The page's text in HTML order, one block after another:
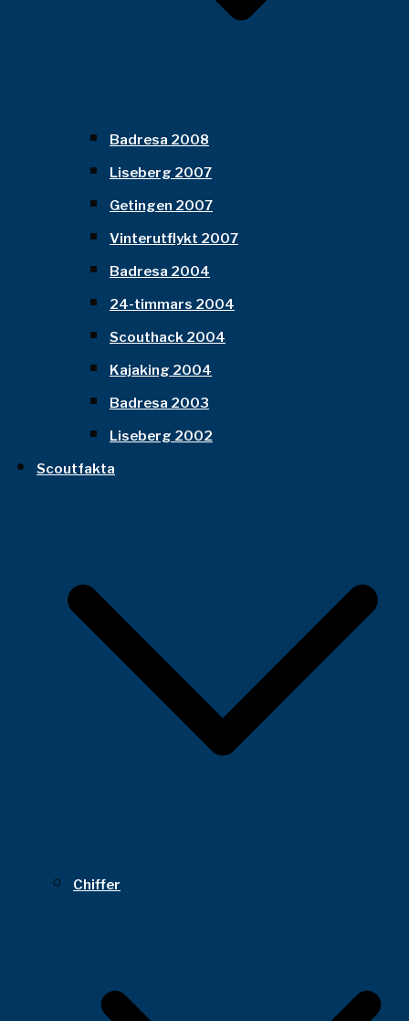
Badresa 2008
Liseberg 2007
Getingen 2007
Vinterutflykt 2007
Badresa 2004
24-timmars 2004
Scouthack 2004
Kajaking 2004
Badresa 2003
Liseberg 2002
Scoutfakta
Chiffer